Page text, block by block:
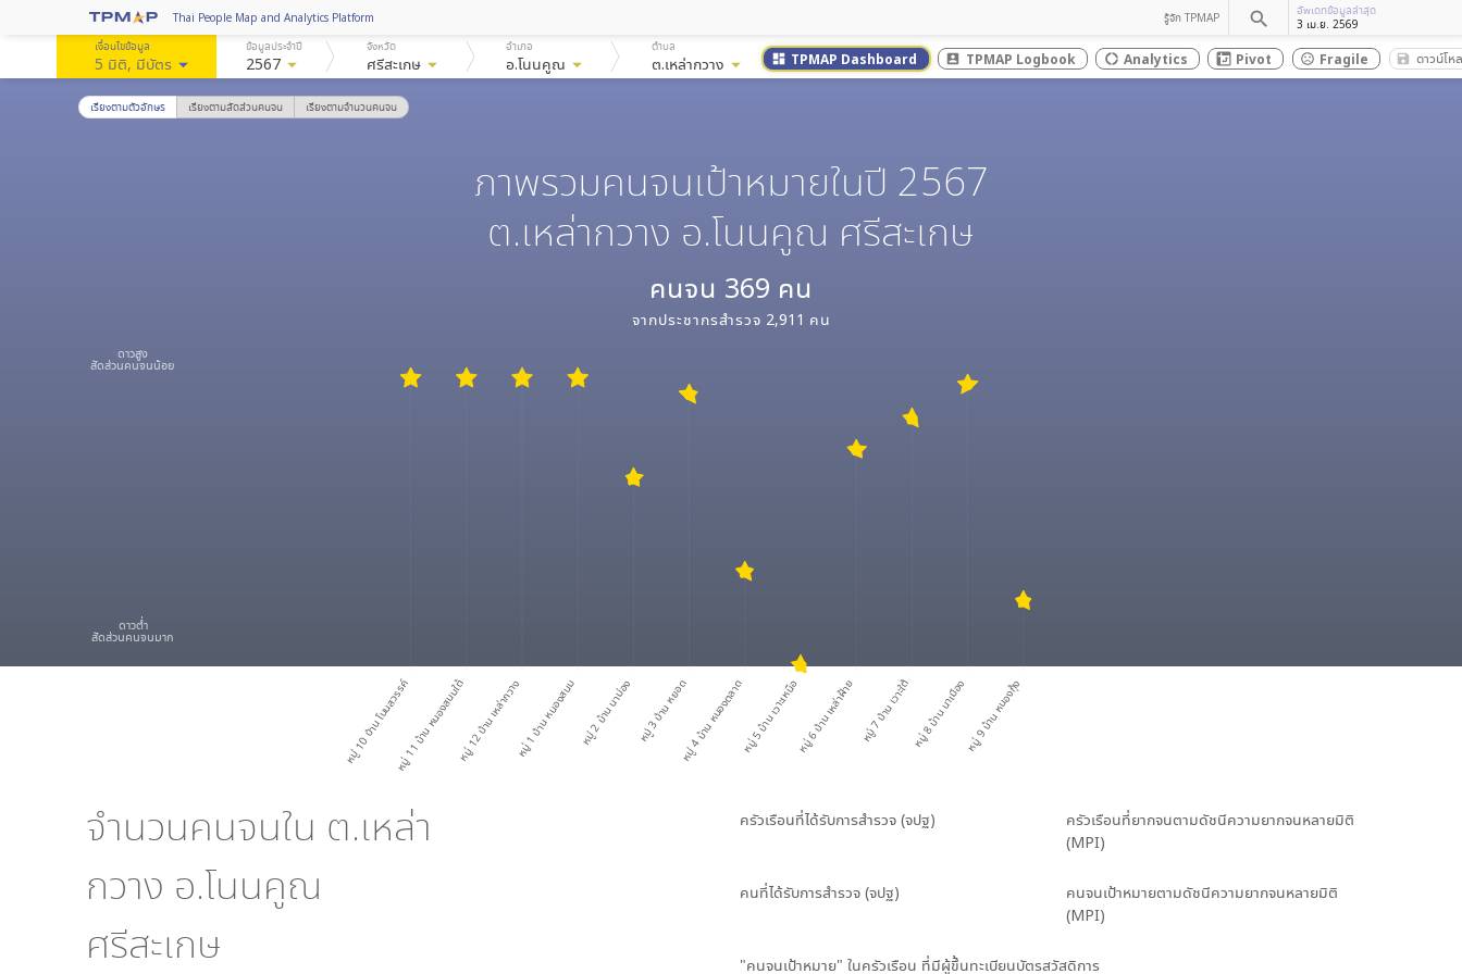
Thai People Map and Analytics Platform รู้จัก TPMAP search
อัพเดทข้อมูลล่าสุด
3 เม.ย. 2569
เงื่อนไขข้อมูล
5 มิติ, มีบัตรarrow_drop_down
ข้อมูลประจำปี
2567 arrow_drop_down
จังหวัด
ศรีสะเกษarrow_drop_down
อำเภอ
อ.โนนคูณ arrow_drop_down
ตำบล
ต.เหล่ากวาง arrow_drop_down dashboard TPMAP Dashboard account_box TPMAP Logbook donut_large Analytics Pivot sentiment_dissatisfied Fragile ดาวน์โห
เรียงตามตัวอักษร เรียงตามสัดส่วนคนจน เรียงตามจำนวนคนจน
ภาพรวมคนจนเป้าหมายในปี 2567
ต.เหล่ากวาง อ.โนนคูณ ศรีสะเกษ
คนจน 369 คน
จากประชากรสำรวจ 2,911 คน
หมู่ 10 บ้าน โนนสวรรค์หมู่ 11 บ้าน หนองสนมใต้หมู่ 12 บ้าน เหล่ากวางหมู่ 1 บ้าน หนองสนม หมู่ 2 บ้าน นาม่อง หมู่ 3 บ้าน หยอดหมู่ 4 บ้าน หนองตลาดหมู่ 5 บ้าน เวาะเหนือหมู่ 6 บ้าน เหล่าฝ้าย หมู่ 7 บ้าน เวาะใต้หมู่ 8 บ้าน นาเมืองหมู่ 9 บ้าน หนองกุ้ง
ดาวสูง
สัดส่วนคนจนน้อย
ดาวต่ำ
สัดส่วนคนจนมาก
จำนวนคนจนใน ต.เหล่า
กวาง อ.โนนคูณ
ศรีสะเกษ
ครัวเรือนที่ได้รับการสำรวจ (จปฐ)
ครัวเรือนที่ยากจนตามดัชนีความยากจนหลายมิติ
(MPI)
คนที่ได้รับการสำรวจ (จปฐ)
คนจนเป้าหมายตามดัชนีความยากจนหลายมิติ
(MPI)
"คนจนเป้าหมาย" ในครัวเรือน ที่มีผู้ขึ้นทะเบียนบัตรสวัสดิการ